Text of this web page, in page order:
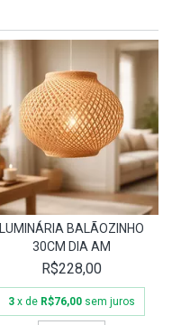
LUMINÁRIA BALÃOZINHO
30CM DIA AM
R$228,00
3 x de R$76,00 sem juros